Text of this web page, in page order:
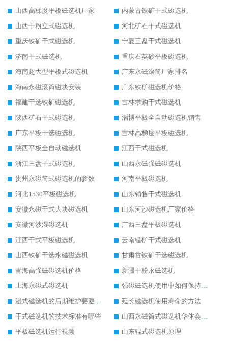
山西高梯度平板磁选机厂家
内蒙古铁矿干式磁选机
山西干粉立式磁选机
河北矿石干式磁选机
重庆铁矿干式磁选机
宁夏三盘干式磁选机
济南干式磁选机
重庆石英砂平板磁选机
海南超大型平板式磁选机
广东永磁滚筒厂家排名
海南永磁滚筒磁块安装
广东铁矿磁选机价格
福建干选铁矿磁选机
吉林求购干式磁选机
陕西矿石干式磁选机
淄博平板全自动磁选机销售
广东平板干选磁选机
吉林高梯度平板磁选机
陕西平板全自动磁选机
江西干式磁选机
浙江三盘干式磁选机
山西永磁强磁磁选机
贵州永磁筒式磁选机的参数
河南平板磁选机
河北1530平板磁选机
山东销售干式磁选机
安徽永磁干式大块磁选机
山东河沙磁选机厂家价格
安徽河沙湿磁选机
广西三盘平板磁选机
江西干式平板磁选机
云南锰矿干式磁选机
山西铁矿干选永磁磁选机
甘肃贫铁矿干选磁选机
青海高强磁磁选机价格
新疆干粉永磁选机
上海永磁式磁选机
强磁磁选机使用中如何保持其顺畅运行
湿式磁选机的后期维护要避开哪些坑
延长磁选机使用寿命的方法
干式磁选机的技术标准有哪些
山西永磁筒式磁选机华体会手机网页版-华体会(中国)
平板磁选机运行视频
山东辊式磁选机原理